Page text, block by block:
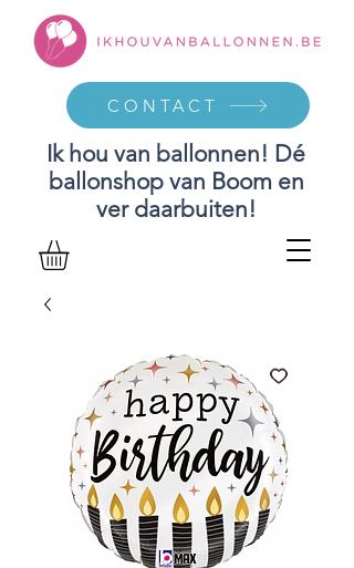
Ik hou van ballonnen! Dé
ballonshop van Boom en
ver daarbuiten!
CONTACT